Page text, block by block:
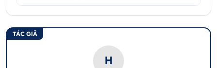
TÁC GIẢ
H